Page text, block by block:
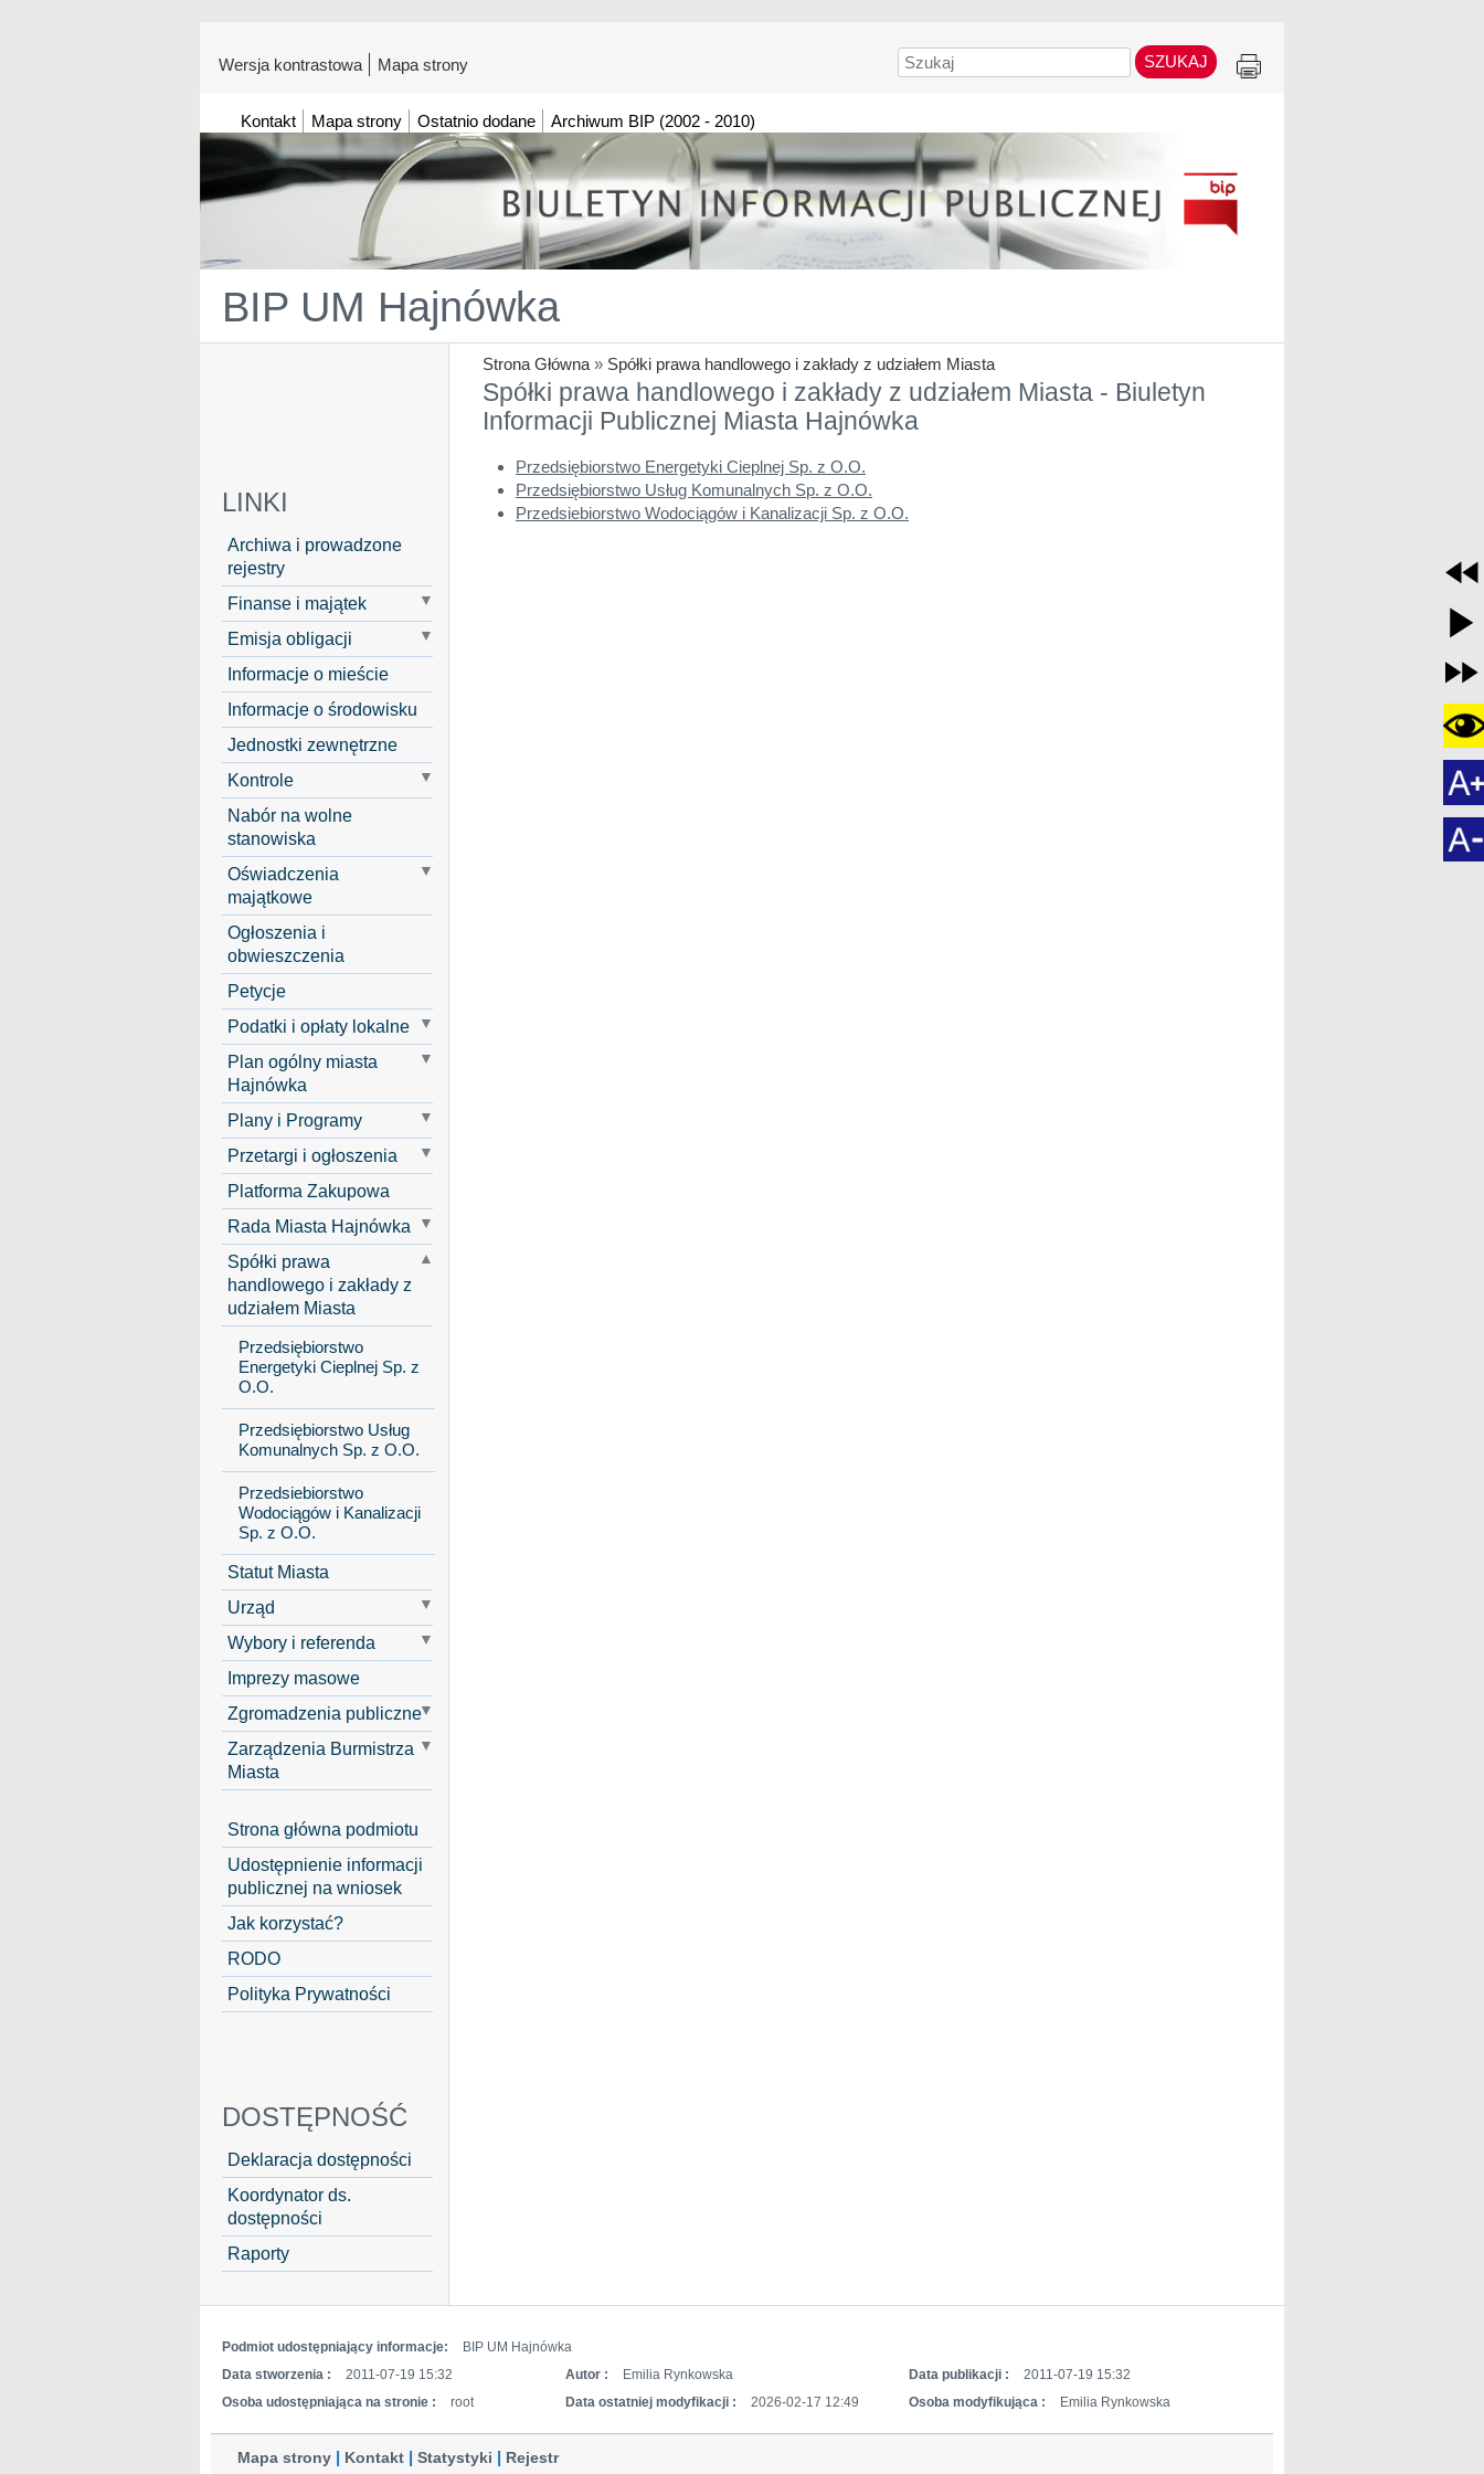
Wersja kontrastowa Mapa strony Szukaj
Kontakt Mapa strony Ostatnio dodane Archiwum BIP (2002 - 2010)
BIP UM Hajnówka
Strona Główna » Spółki prawa handlowego i zakłady z udziałem Miasta
Spółki prawa handlowego i zakłady z udziałem Miasta - Biuletyn
Informacji Publicznej Miasta Hajnówka
LINKI
Archiwa i prowadzone
rejestry
Finanse i majątek
Emisja obligacji
Informacje o mieście
Informacje o środowisku
Jednostki zewnętrzne
Kontrole
Nabór na wolne
stanowiska
Oświadczenia
majątkowe
Ogłoszenia i
obwieszczenia
Petycje
Podatki i opłaty lokalne
Plan ogólny miasta
Hajnówka
Plany i Programy
Przetargi i ogłoszenia
Platforma Zakupowa
Rada Miasta Hajnówka
Spółki prawa
handlowego i zakłady z
udziałem Miasta
Przedsiębiorstwo
Energetyki Cieplnej Sp. z
O.O.
Przedsiębiorstwo Usług
Komunalnych Sp. z O.O.
Przedsiebiorstwo
Wodociągów i Kanalizacji
Sp. z O.O.
Statut Miasta
Urząd
Wybory i referenda
Imprezy masowe
Zgromadzenia publiczne
Zarządzenia Burmistrza
Miasta
Strona główna podmiotu
Udostępnienie informacji
publicznej na wniosek
Jak korzystać?
RODO
Polityka Prywatności
DOSTĘPNOŚĆ
Deklaracja dostępności
Koordynator ds.
dostępności
Raporty
Przedsiębiorstwo Energetyki Cieplnej Sp. z O.O.
Przedsiębiorstwo Usług Komunalnych Sp. z O.O.
Przedsiebiorstwo Wodociągów i Kanalizacji Sp. z O.O.
Podmiot udostępniający informacje:
BIP UM Hajnówka
Data stworzenia :
2011-07-19 15:32 Autor : Emilia Rynkowska Data publikacji :
2011-07-19 15:32
Osoba udostępniająca na stronie :
root Data ostatniej modyfikacji : 2026-02-17 12:49 Osoba modyfikująca : Emilia Rynkowska
Mapa strony Kontakt Statystyki
Rejestr